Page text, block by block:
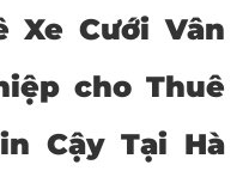
Xe Cưới Vân
cho Thuê
Cậy Tại Hà